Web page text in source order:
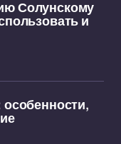
Солунскому
и